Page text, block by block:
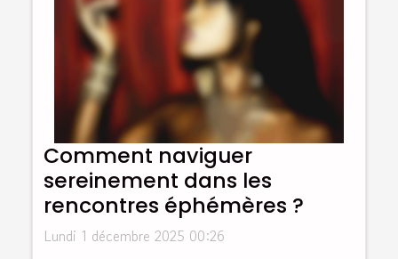
Comment naviguer
sereinement dans les
rencontres éphémères ?
Lundi 1 décembre 2025 00:26